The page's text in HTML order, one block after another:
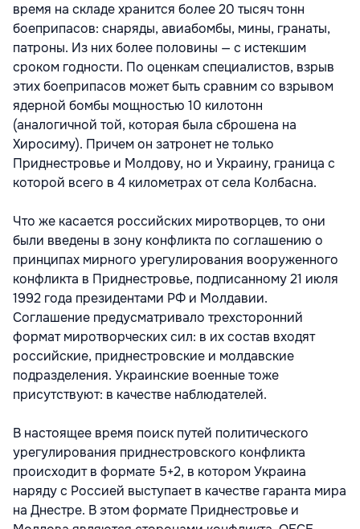
время на складе хранится более 20 тысяч тонн
боеприпасов: снаряды, авиабомбы, мины, гранаты,
патроны. Из них более половины — с истекшим
сроком годности. По оценкам специалистов, взрыв
этих боеприпасов может быть сравним со взрывом
ядерной бомбы мощностью 10 килотонн
(аналогичной той, которая была сброшена на
Хиросиму). Причем он затронет не только
Приднестровье и Молдову, но и Украину, граница с
которой всего в 4 километрах от села Колбасна.
Что же касается российских миротворцев, то они
были введены в зону конфликта по соглашению о
принципах мирного урегулирования вооруженного
конфликта в Приднестровье, подписанному 21 июля
1992 года президентами РФ и Молдавии.
Соглашение предусматривало трехсторонний
формат миротворческих сил: в их состав входят
российские, приднестровские и молдавские
подразделения. Украинские военные тоже
присутствуют: в качестве наблюдателей.
В настоящее время поиск путей политического
урегулирования приднестровского конфликта
происходит в формате 5+2, в котором Украина
наряду с Россией выступает в качестве гаранта мира
на Днестре. В этом формате Приднестровье и